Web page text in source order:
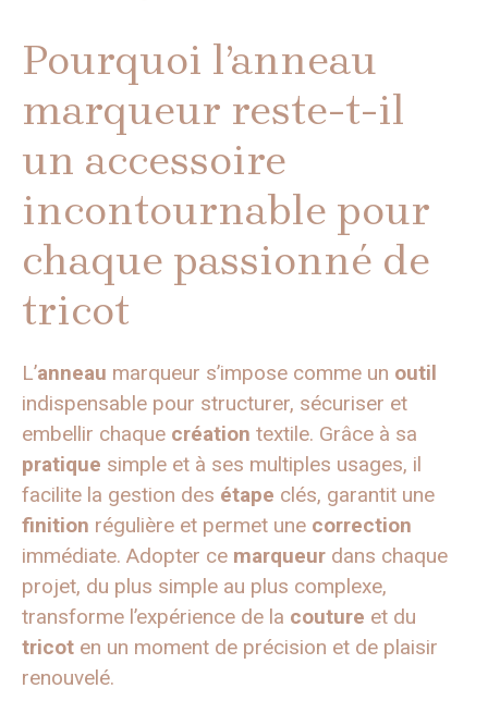
Pourquoi l’anneau
marqueur reste-t-il
un accessoire
incontournable pour
chaque passionné de
tricot
L’anneau marqueur s’impose comme un outil
indispensable pour structurer, sécuriser et
embellir chaque création textile. Grâce à sa
pratique simple et à ses multiples usages, il
facilite la gestion des étape clés, garantit une
finition régulière et permet une correction
immédiate. Adopter ce marqueur dans chaque
projet, du plus simple au plus complexe,
transforme l’expérience de la couture et du
tricot en un moment de précision et de plaisir
renouvelé.